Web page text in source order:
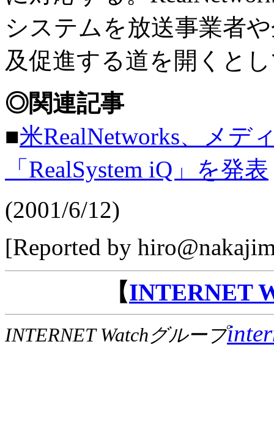
システムを放送事業者
及促進する道を開くと
◎関連記事
■米RealNetworks、メデ
「RealSystem iQ」を発表
(2001/6/12)
[Reported by
【INTERNET
INTERNET Watchグループ